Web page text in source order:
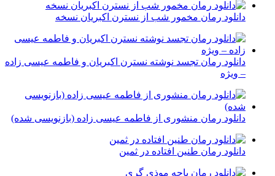
دانلود رمان مخمور شب از نسترن اکبریان نسخه
دانلود رمان تجسد نوشته نسترن اکبریان و فاطمه عیسی زاده
– ویژه
دانلود رمان منشوری از فاطمه عیسی زاده (بازنویسی شده)
دانلود رمان طنین افتاده در ثمین